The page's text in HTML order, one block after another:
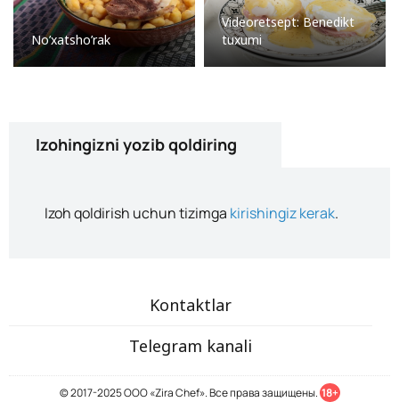
No’xatsho’rak
Videoretsept: Benedikt
tuxumi
Izohingizni yozib qoldiring
Izoh qoldirish uchun tizimga kirishingiz kerak.
Kontaktlar
Telegram kanali
© 2017-2025 ООО «Zira Chef». Все права защищены. 18+